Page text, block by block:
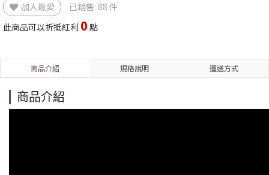
加入最愛
已銷售: 88 件
此商品可以折抵紅利 0 點
商品介紹 規格說明 運送方式
商品介紹